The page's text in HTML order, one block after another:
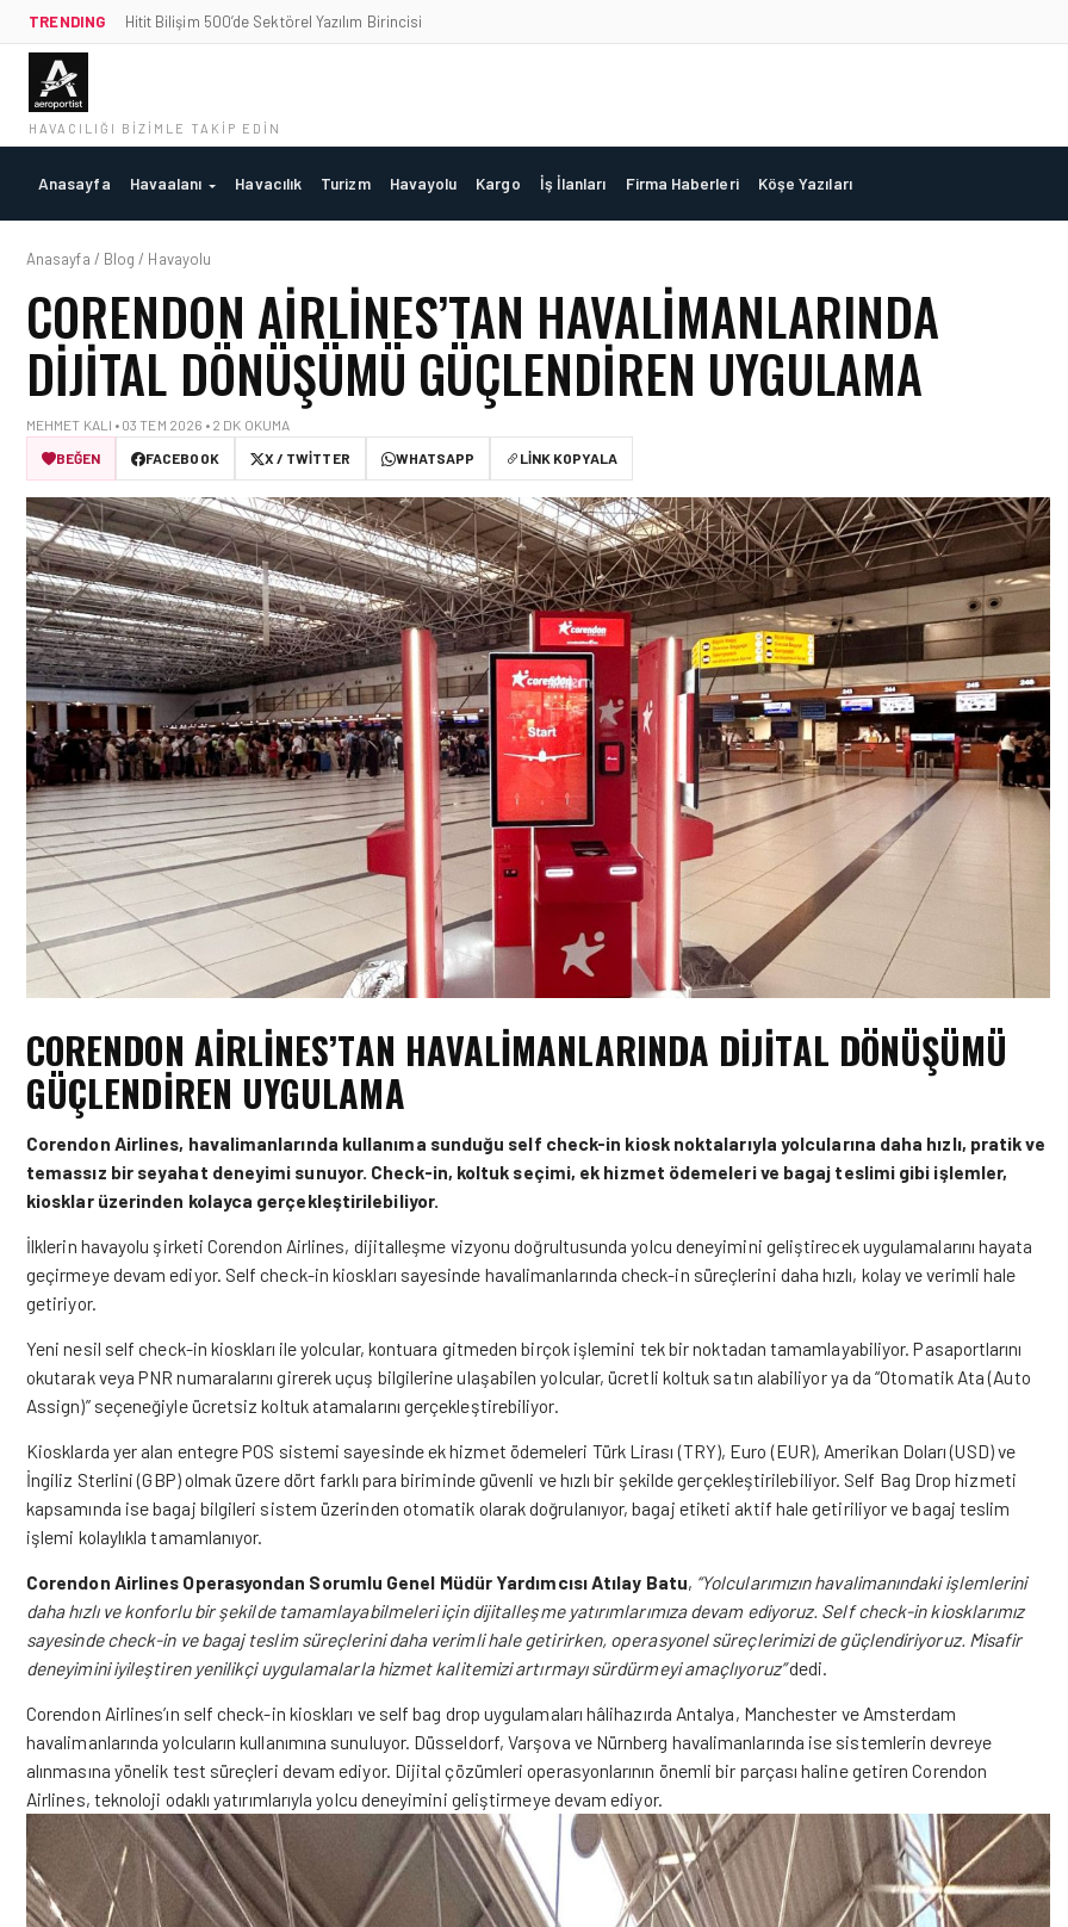
TRENDING Hitit Bilişim 500’de Sektörel Yazılım Birincisi
HAVACILIĞI BIZIMLE TAKIP EDIN
Anasayfa Havaalanı Havacılık Turizm Havayolu Kargo İş İlanları Firma Haberleri Köşe Yazıları
Anasayfa / Blog / Havayolu
CORENDON AIRLINES’TAN HAVALIMANLARINDA
DIJITAL DÖNÜŞÜMÜ GÜÇLENDIREN UYGULAMA
MEHMET KALI • 03 TEM 2026 • 2 DK OKUMA
BEĞEN
FACEBOOK X / TWITTER WHATSAPP LINK KOPYALA
CORENDON AIRLINES’TAN HAVALIMANLARINDA DIJITAL DÖNÜŞÜMÜ
GÜÇLENDIREN UYGULAMA
Corendon Airlines, havalimanlarında kullanıma sunduğu self check-in kiosk noktalarıyla yolcularına daha hızlı, pratik ve
temassız bir seyahat deneyimi sunuyor. Check-in, koltuk seçimi, ek hizmet ödemeleri ve bagaj teslimi gibi işlemler,
kiosklar üzerinden kolayca gerçekleştirilebiliyor.
İlklerin havayolu şirketi Corendon Airlines, dijitalleşme vizyonu doğrultusunda yolcu deneyimini geliştirecek uygulamalarını hayata
geçirmeye devam ediyor. Self check-in kioskları sayesinde havalimanlarında check-in süreçlerini daha hızlı, kolay ve verimli hale
getiriyor.
Yeni nesil self check-in kioskları ile yolcular, kontuara gitmeden birçok işlemini tek bir noktadan tamamlayabiliyor. Pasaportlarını
okutarak veya PNR numaralarını girerek uçuş bilgilerine ulaşabilen yolcular, ücretli koltuk satın alabiliyor ya da “Otomatik Ata (Auto
Assign)” seçeneğiyle ücretsiz koltuk atamalarını gerçekleştirebiliyor.
Kiosklarda yer alan entegre POS sistemi sayesinde ek hizmet ödemeleri Türk Lirası (TRY), Euro (EUR), Amerikan Doları (USD) ve
İngiliz Sterlini (GBP) olmak üzere dört farklı para biriminde güvenli ve hızlı bir şekilde gerçekleştirilebiliyor. Self Bag Drop hizmeti
kapsamında ise bagaj bilgileri sistem üzerinden otomatik olarak doğrulanıyor, bagaj etiketi aktif hale getiriliyor ve bagaj teslim
işlemi kolaylıkla tamamlanıyor.
Corendon Airlines Operasyondan Sorumlu Genel Müdür Yardımcısı Atılay Batu, “Yolcularımızın havalimanındaki işlemlerini
daha hızlı ve konforlu bir şekilde tamamlayabilmeleri için dijitalleşme yatırımlarımıza devam ediyoruz. Self check-in kiosklarımız
sayesinde check-in ve bagaj teslim süreçlerini daha verimli hale getirirken, operasyonel süreçlerimizi de güçlendiriyoruz. Misafir
deneyimini iyileştiren yenilikçi uygulamalarla hizmet kalitemizi artırmayı sürdürmeyi amaçlıyoruz”dedi.
Corendon Airlines’ın self check-in kioskları ve self bag drop uygulamaları hâlihazırda Antalya, Manchester ve Amsterdam
havalimanlarında yolcuların kullanımına sunuluyor. Düsseldorf, Varşova ve Nürnberg havalimanlarında ise sistemlerin devreye
alınmasına yönelik test süreçleri devam ediyor. Dijital çözümleri operasyonlarının önemli bir parçası haline getiren Corendon
Airlines, teknoloji odaklı yatırımlarıyla yolcu deneyimini geliştirmeye devam ediyor.